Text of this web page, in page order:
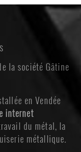
la société Gâtine
en Vendée
internet
du métal, la
métallique.